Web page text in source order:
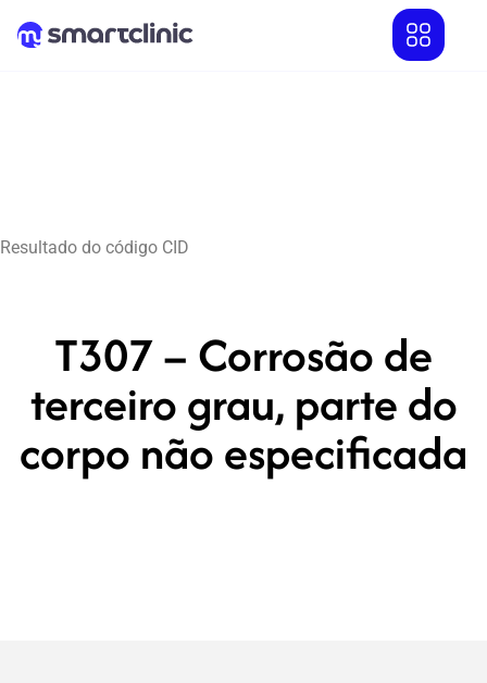
Resultado do código CID
T307 – Corrosão de
terceiro grau, parte do
corpo não especificada